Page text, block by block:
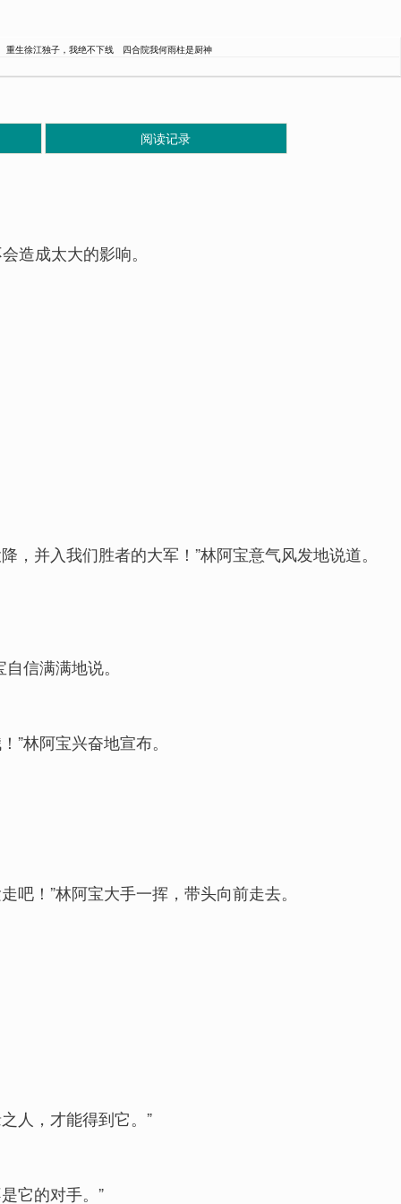
重生徐江独子，我绝不下线 四合院我何雨柱是厨神
阅读记录
造成太大的影响。
并入我们胜者的大军！”林阿宝意气风发地说道。
信满满地说。
林阿宝兴奋地宣布。
！”林阿宝大手一挥，带头向前走去。
人，才能得到它。”
它的对手。”